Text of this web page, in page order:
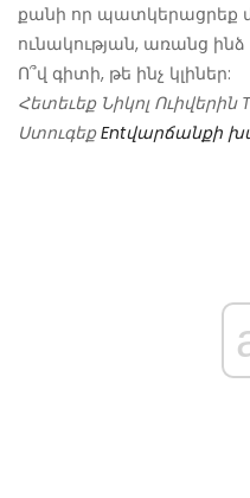
քանի որ պատկերացրեք
ունակության, առանց
Ո՞վ գիտի, թե ինչ կլիներ:
Հետեւեք Նիկոլ Ուիվերին
ՍտուգեքEntվարճանքի